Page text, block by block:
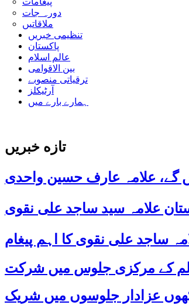
دورہ جات
ملاقاتیں
تنظیمی خبریں
پاکستان
عالم اسلام
بین الاقوامی
ترقیاتی منصوبے
آرٹیکلز
ہمارے بارے میں
تازه خبریں
گے، علامہ عارف حسین واحدی
علامہ سید ساجد علی نقوی
کے مرکزی جلوس میں شرکت